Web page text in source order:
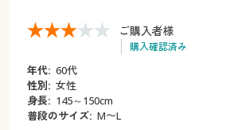
ご購入者様
購入確認済み
年代: 60代
性別: 女性
身長: 145～150cm
普段のサイズ: М〜L